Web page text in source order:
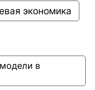
экономика
в